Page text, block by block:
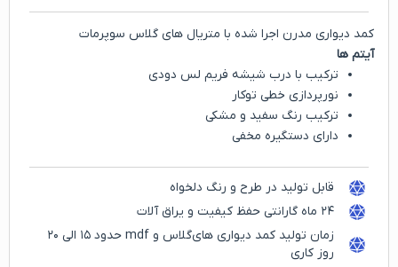
کمد دیواری مدرن اجرا شده با متریال های گلاس سوپرمات
آیتم ها
ترکیب با درب شیشه فریم لس دودی
نورپردازی خطی توکار
ترکیب رنگ سفید و مشکی
دارای دستگیره مخفی
قابل تولید در طرح و رنگ دلخواه
۲۴ ماه گارانتی حفظ کیفیت و یراق آلات
زمان تولید کمد دیواری های‌گلاس و mdf حدود ۱۵ الی ۲۰
روز کاری